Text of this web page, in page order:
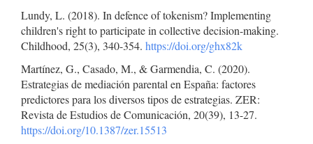
Lundy, L. (2018). In defence of tokenism? Implementing
children's right to participate in collective decision-making.
Childhood, 25(3), 340-354. https://doi.org/ghx82k
Martínez, G., Casado, M., & Garmendia, C. (2020).
Estrategias de mediación parental en España: factores
predictores para los diversos tipos de estrategias. ZER:
Revista de Estudios de Comunicación, 20(39), 13-27.
https://doi.org/10.1387/zer.15513